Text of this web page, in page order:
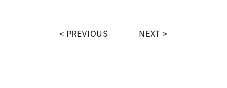
PREVIOUS NEXT